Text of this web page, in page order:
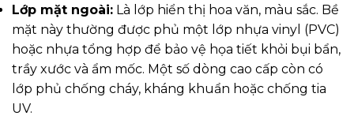
Lớp mặt ngoài: Là lớp hiển thị hoa văn, màu sắc. Bề
mặt này thường được phủ một lớp nhựa vinyl (PVC)
hoặc nhựa tổng hợp để bảo vệ họa tiết khỏi bụi bẩn,
trầy xước và ẩm mốc. Một số dòng cao cấp còn có
lớp phủ chống cháy, kháng khuẩn hoặc chống tia
UV.